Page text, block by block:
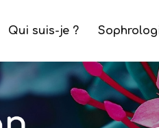
Qui suis-je ?